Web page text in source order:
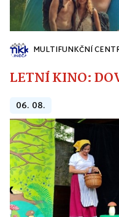
MULTIFUNKČNÍ
LETNÍ KINO:
06. 08.